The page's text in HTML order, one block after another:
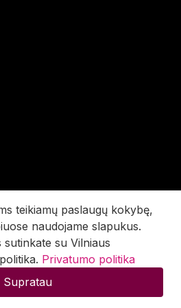
teikiamų paslaugų kokybę,
naudojame slapukus.
sutinkate su Vilniaus
Privatumo politika
Supratau